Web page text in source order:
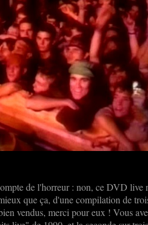
de l'horreur : non, ce DVD live
que ça, d'une compilation de
vendus, merci pour eux ! Vous